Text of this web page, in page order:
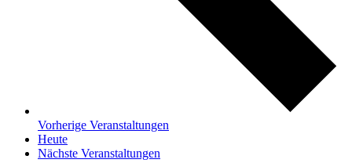
Vorherige Veranstaltungen
Heute
Nächste Veranstaltungen